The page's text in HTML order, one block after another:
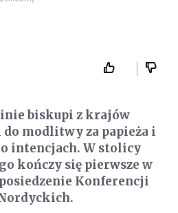
biskupi z krajów
modlitwy za papieża i
intencjach. W stolicy
kończy się pierwsze w
Konferencji